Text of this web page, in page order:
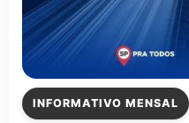
INFORMATIVO MENSAL